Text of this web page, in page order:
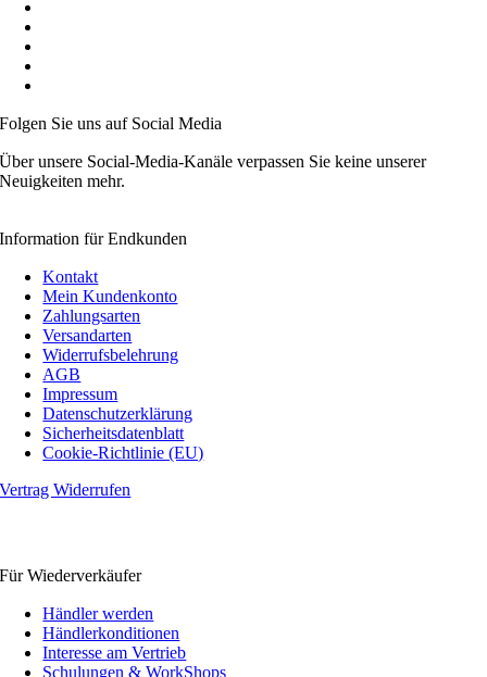
Folgen Sie uns auf Social Media
Über unsere Social-Media-Kanäle verpassen Sie keine unserer
Neuigkeiten mehr.
Information für Endkunden
Kontakt
Mein Kundenkonto
Zahlungsarten
Versandarten
Widerrufsbelehrung
AGB
Impressum
Datenschutzerklärung
Sicherheitsdatenblatt
Cookie-Richtlinie (EU)
Vertrag Widerrufen
Für Wiederverkäufer
Händler werden
Händlerkonditionen
Interesse am Vertrieb
Schulungen & WorkShops